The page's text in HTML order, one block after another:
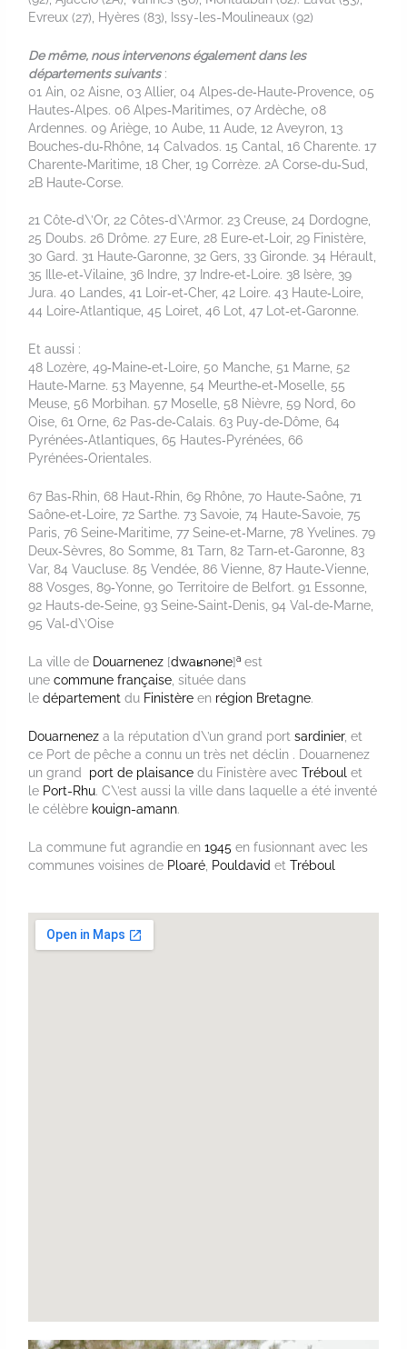
Evreux (27), Hyères (83), Issy-les-Moulineaux (92)
De même, nous intervenons également dans les
départements suivants:
01 Ain, 02 Aisne, 03 Allier, 04 Alpes‑de‑Haute‑Provence, 05
Hautes‑Alpes. 06 Alpes‑Maritimes, 07 Ardèche, 08
Ardennes. 09 Ariège, 10 Aube, 11 Aude, 12 Aveyron, 13
Bouches‑du‑Rhône, 14 Calvados. 15 Cantal, 16 Charente. 17
Charente‑Maritime, 18 Cher, 19 Corrèze. 2A Corse‑du‑Sud,
2B Haute‑Corse.
21 Côte‑d\’Or, 22 Côtes‑d\’Armor. 23 Creuse, 24 Dordogne,
25 Doubs. 26 Drôme. 27 Eure, 28 Eure‑et‑Loir, 29 Finistère,
30 Gard. 31 Haute‑Garonne, 32 Gers, 33 Gironde. 34 Hérault,
35 Ille‑et‑Vilaine, 36 Indre, 37 Indre‑et‑Loire. 38 Isère, 39
Jura. 40 Landes, 41 Loir‑et‑Cher, 42 Loire. 43 Haute‑Loire,
44 Loire‑Atlantique, 45 Loiret, 46 Lot, 47 Lot‑et‑Garonne.
Et aussi :
48 Lozère, 49‑Maine‑et‑Loire, 50 Manche, 51 Marne, 52
Haute‑Marne. 53 Mayenne, 54 Meurthe‑et‑Moselle, 55
Meuse, 56 Morbihan. 57 Moselle, 58 Nièvre, 59 Nord, 60
Oise, 61 Orne, 62 Pas‑de‑Calais. 63 Puy‑de‑Dôme, 64
Pyrénées‑Atlantiques, 65 Hautes‑Pyrénées, 66
Pyrénées‑Orientales.
67 Bas‑Rhin, 68 Haut‑Rhin, 69 Rhône, 70 Haute‑Saône, 71
Saône‑et‑Loire, 72 Sarthe. 73 Savoie, 74 Haute‑Savoie, 75
Paris, 76 Seine‑Maritime, 77 Seine‑et‑Marne, 78 Yvelines. 79
Deux‑Sèvres, 80 Somme, 81 Tarn, 82 Tarn‑et‑Garonne, 83
Var, 84 Vaucluse. 85 Vendée, 86 Vienne, 87 Haute‑Vienne,
88 Vosges, 89‑Yonne, 90 Territoire de Belfort. 91 Essonne,
92 Hauts‑de‑Seine, 93 Seine‑Saint‑Denis, 94 Val‑de‑Marne,
95 Val‑d\’Oise
La ville de Douarnenez [dwaʁnəne]a est
unecommune française , située dans
ledépartement du Finistère en région Bretagne.
Douarnenez a la réputation d\’un grand portsardinier, et
ce Port de pêche a connu un très net déclin . Douarnenez
un grand port de plaisance du Finistère avecTréboul et
le Port-Rhu. C\’est aussi la ville dans laquelle a été inventé
le célèbre kouign-amann.
La commune fut agrandie en1945 en fusionnant avec les
communes voisines de Ploaré Pouldavid etTréboul